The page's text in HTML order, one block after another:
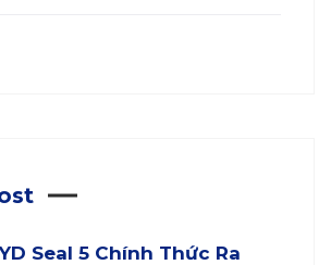
Seal 5 Chính Thức Ra